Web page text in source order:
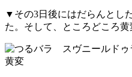
▼その3日後にはだらんとし
た。そして、ところどころ黄